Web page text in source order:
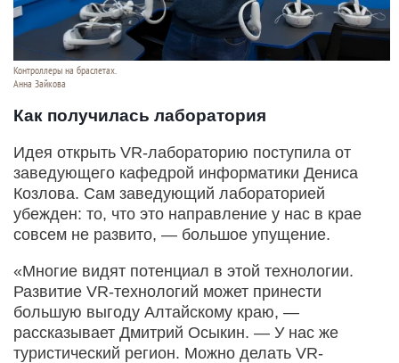
Контроллеры на браслетах.
Анна Зайкова
Как получилась лаборатория
Идея открыть VR-лабораторию поступила от
заведующего кафедрой информатики Дениса
Козлова. Сам заведующий лабораторией
убежден: то, что это направление у нас в крае
совсем не развито, — большое упущение.
«Многие видят потенциал в этой технологии.
Развитие VR-технологий может принести
большую выгоду Алтайскому краю, —
рассказывает Дмитрий Осыкин. — У нас же
туристический регион. Можно делать VR-